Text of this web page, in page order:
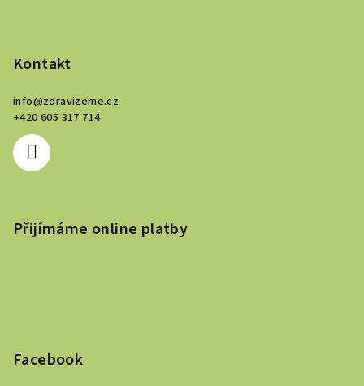
Kontakt
info@zdravizeme.cz
+420 605 317 714
Přijímáme online platby
Facebook